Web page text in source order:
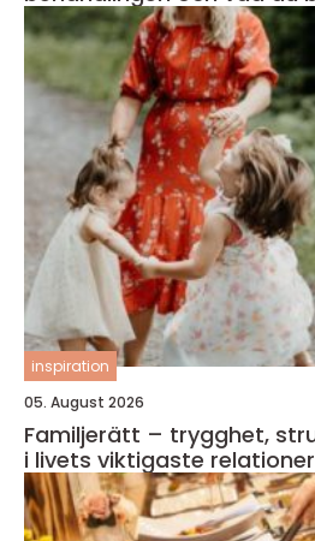
inspiration
05. August 2026
Familjerätt – trygghet,
i livets viktigaste relationer